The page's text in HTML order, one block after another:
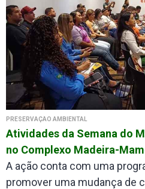
PRESERVAÇÃO AMBIENTAL
Atividades da Semana do
no Complexo Madeira-
A ação conta com uma
promover uma mudança de